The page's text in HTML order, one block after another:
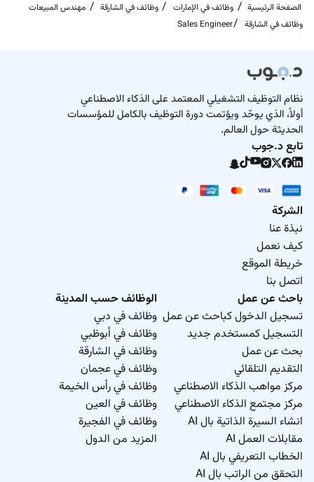
الصفحة الرئيسية وظائف في الإمارات وظائف في الشارقة
مهندس المبيعات
وظائف في الشارقة
Sales Engineer
نظام التوظيف التشغيلي المعتمد على الذكاء الاصطناعي
أولاً، الذي يوحّد ويؤتمت دورة التوظيف بالكامل للمؤسسات
الحديثة حول العالم.
تابع د.جوب
الشركة
نبذة عنا
كيف نعمل
خريطة الموقع
اتصل بنا
باحث عن عمل
تسجيل الدخول كباحث عن عمل
التسجيل كمستخدم جديد
بحث عن عمل
التقديم التلقائي
مركز مواهب الذكاء الاصطناعي
مركز مجتمع الذكاء الاصطناعي
انشاء السيرة الذاتية بال AI
مقابلات العمل AI
الخطاب التعريفي بال AI
التحقق من الراتب بال AI
الوظائف حسب المدينة
وظائف في دبي
وظائف في أبوظبي
وظائف في الشارقة
وظائف في عجمان
وظائف في رأس الخيمة
وظائف في العين
وظائف في الفجيرة
المزيد من الدول